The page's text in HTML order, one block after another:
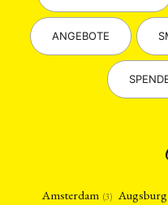
ANGEBOTE
Amsterdam (3) Augsburg